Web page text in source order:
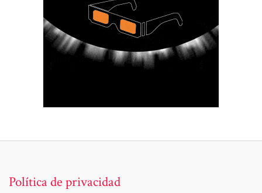
Política de privacidad